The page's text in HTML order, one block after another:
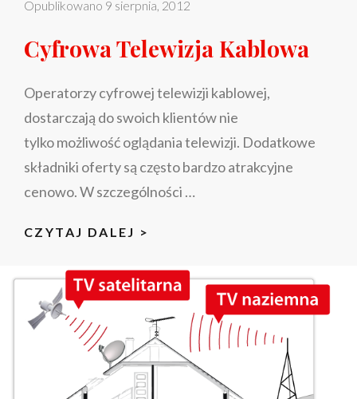
Opublikowano 9 sierpnia, 2012
Cyfrowa Telewizja Kablowa
Operatorzy cyfrowej telewizji kablowej,
dostarczają do swoich klientów nie
tylko możliwość oglądania telewizji. Dodatkowe
składniki oferty są często bardzo atrakcyjne
cenowo. W szczególności …
CZYTAJ DALEJ >
KABLOWA